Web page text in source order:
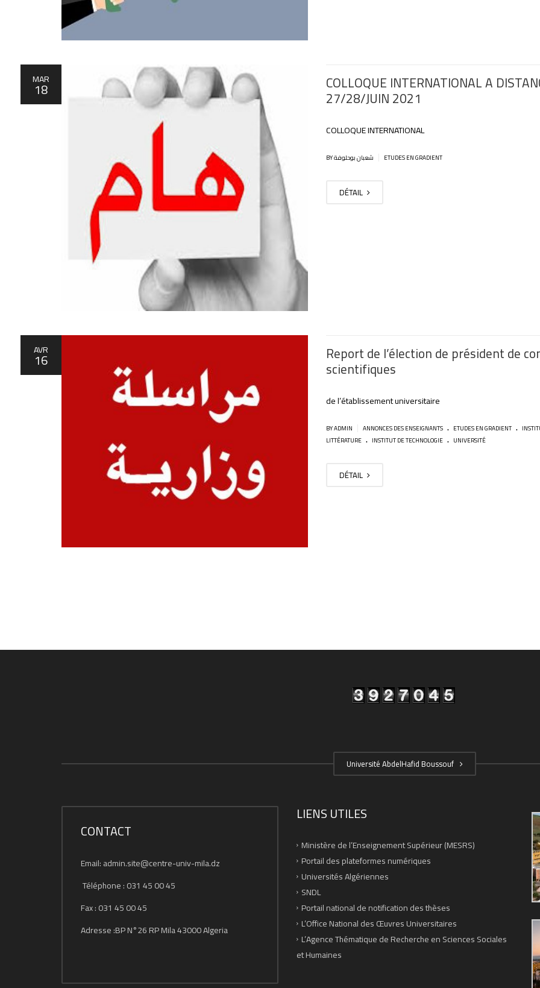
MAR
18 COLLOQUE INTERNATIONAL A
27/28/JUIN 2021
COLLOQUE INTERNATIONAL
ETUDES EN GRADIENT
DÉTAIL
AVR
16 Report de l’élection de président de
scientifiques
de l’établissement universitaire
BY ADMIN ANNONCES DES ENSEIGNANTS . ETUDES EN GRADIENT .
LITTÉRATURE . INSTITUT DE TECHNOLOGIE . UNIVERSITÉ
DÉTAIL
Université AbdelHafid Boussouf
CONTACT
Email: admin.site@centre-univ-mila.dz
Téléphone : 031 45 00 45
Fax : 031 45 00 45
Adresse :BP N°26 RP Mila 43000 Algeria
LIENS UTILES
Ministère de l’Enseignement Supérieur (MESRS)
Portail des plateformes numériques
Universités Algériennes
SNDL
Portail national de notification des thèses
L’Office National des Œuvres Universitaires
L’Agence Thématique de Recherche en Sciences Sociales
et Humaines